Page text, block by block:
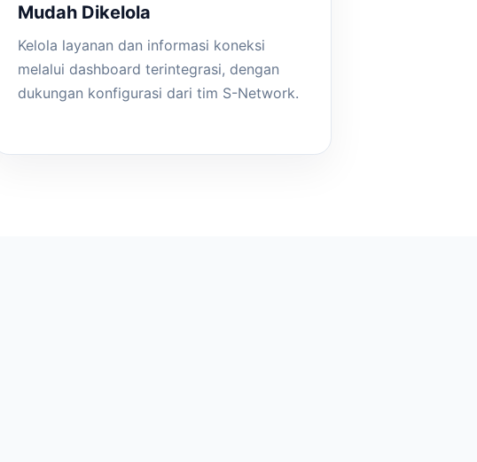
Mudah Dikelola
Kelola layanan dan informasi koneksi
melalui dashboard terintegrasi, dengan
dukungan konfigurasi dari tim S-Network.